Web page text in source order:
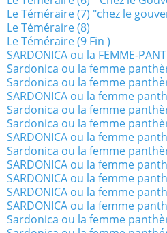
Le Téméraire (7) "chez le
Le Téméraire (8)
Le Téméraire (9 Fin )
SARDONICA ou la FEMME-
Sardonica ou la femme
Sardonica ou la femme
SARDONICA ou la femme
Sardonica ou la femme
Sardonica ou la femme
SARDONICA ou la femme
Sardonica ou la femme
SARDONICA ou la femme
SARDONICA ou la femme
SARDONICA ou la femme
SARDONICA ou la femme
Sardonica ou la femme